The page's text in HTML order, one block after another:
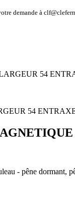
demande à
54
- pêne dormant,